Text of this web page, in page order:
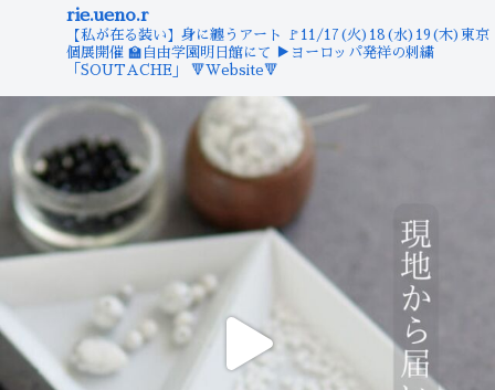
rie.ueno.r
【私が在る装い】身に纏うアート
🚩11/17(火)18(水)19(木)東京
個展開催 🏫自由学園明日館にて
▶︎ヨーロッパ発祥の刺繍
「SOUTACHE」
🔻Website🔻